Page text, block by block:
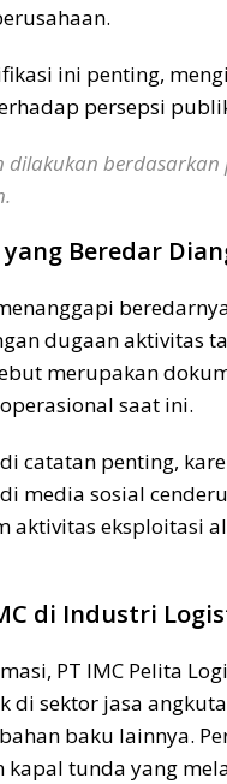
ini penting,
persepsi
dilakukan
Beredar
dugaan aktivitas
merupakan
saat ini.
catatan penting,
media sosial
aktivitas eksploitasi
di Industri
PT IMC Pelita
di sektor jasa
baku lainnya.
kapal tunda yang